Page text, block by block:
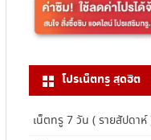
โปรเน็ตทรู สุดฮิต
เน็ตทรู 7 วัน ( รายสัปดาห์